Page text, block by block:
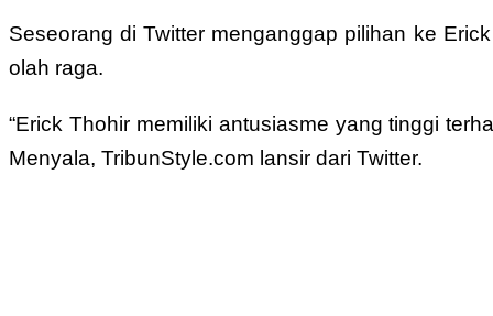
Seseorang di Twitter menganggap pilihan ke
olah raga.
“Erick Thohir memiliki antusiasme yang tinggi
Menyala, TribunStyle.com lansir dari Twitter.